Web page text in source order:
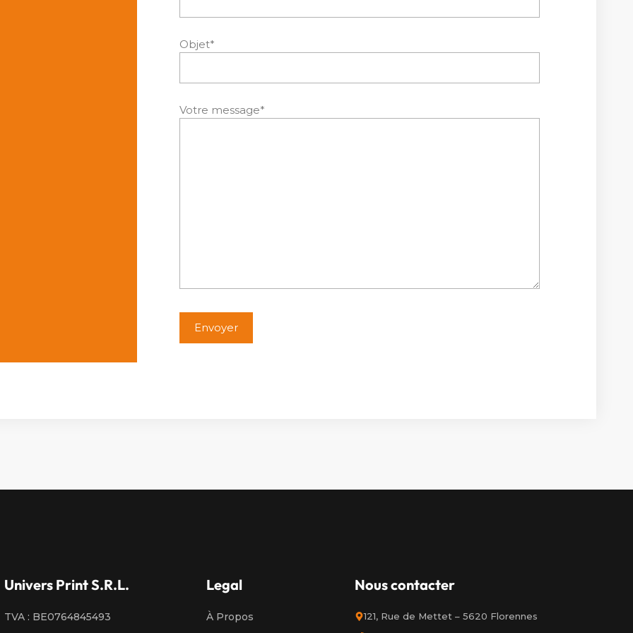
Objet*
Votre message*
Univers Print S.R.L.
TVA : BE0764845493
Legal
À Propos
Nous contacter
121, Rue de Mettet – 5620 Florennes